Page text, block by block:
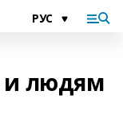
и людям